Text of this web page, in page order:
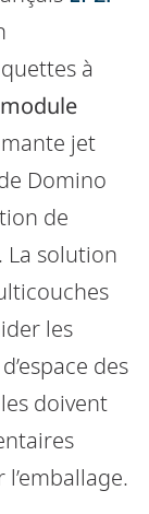
à
module
jet
Domino
de
solution
les
des
doivent